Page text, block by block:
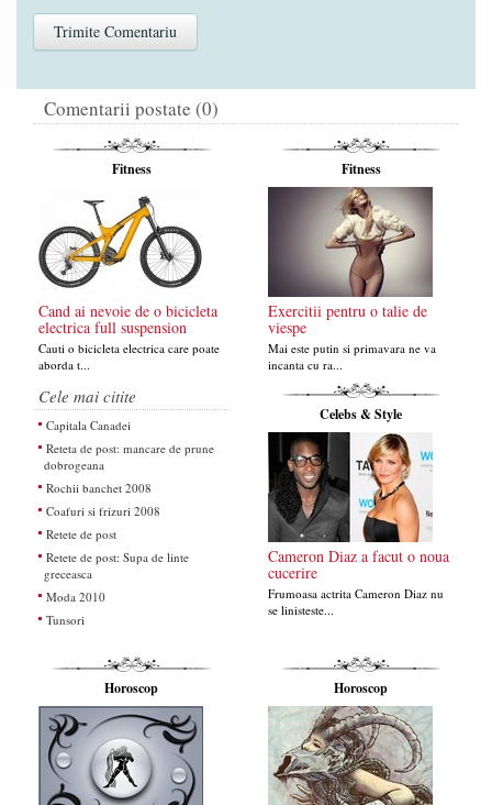
Comentarii postate (0)
Fitness
Cand ai nevoie de o bicicleta
electrica full suspension
Cauti o bicicleta electrica care poate
aborda t...
Fitness
Exercitii pentru o talie de
viespe
Mai este putin si primavara ne va
incanta cu ra...
Cele mai citite
Capitala Canadei
Reteta de post: mancare de prune
dobrogeana
Rochii banchet 2008
Coafuri si frizuri 2008
Retete de post
Retete de post: Supa de linte
greceasca
Moda 2010
Tunsori
Celebs & Style
Cameron Diaz a facut o noua
cucerire
Frumoasa actrita Cameron Diaz nu
se linisteste...
Horoscop Horoscop